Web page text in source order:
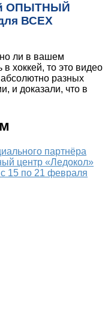
ОПЫТНЫЙ
ВСЕХ
ли в вашем
в хоккей, то это видео
разных
и доказали, что в
партнёра
центр «Ледокол»
15 по 21 февраля